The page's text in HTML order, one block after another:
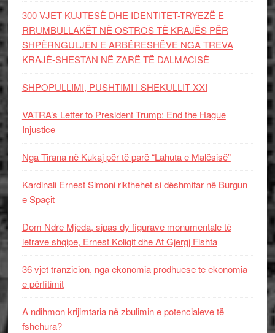
300 VJET KUJTESË DHE IDENTITET-TRYEZË E
RRUMBULLAKËT NË OSTROS TË KRAJËS PËR
SHPËRNGULJEN E ARBËRESHËVE NGA TREVA
KRAJË-SHESTAN NË ZARË TË DALMACISË
SHPOPULLIMI, PUSHTIMI I SHEKULLIT XXI
VATRA’s Letter to President Trump: End the Hague
Injustice
Nga Tirana në Kukaj për të parë “Lahuta e Malësisë”
Kardinali Ernest Simoni rikthehet si dëshmitar në Burgun
e Spaçit
Dom Ndre Mjeda, sipas dy figurave monumentale të
letrave shqipe, Ernest Koliqit dhe At Gjergj Fishta
36 vjet tranzicion, nga ekonomia prodhuese te ekonomia
e përfitimit
A ndihmon krijimtaria në zbulimin e potencialeve të
fshehura?